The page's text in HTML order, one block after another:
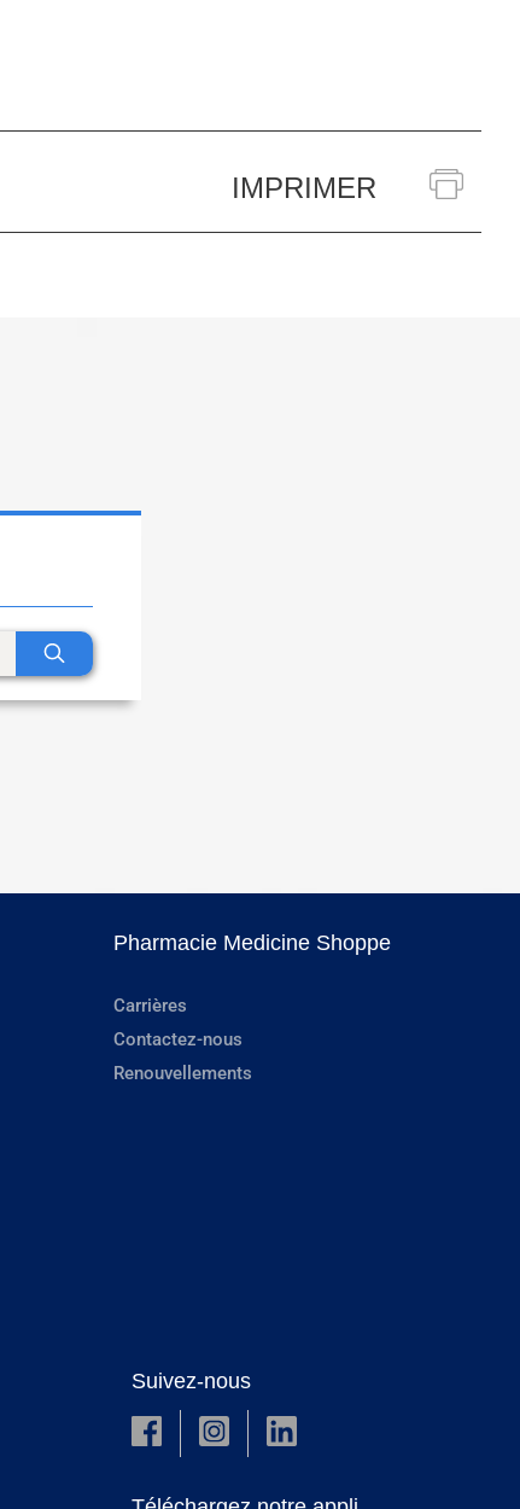
IMPRIMER
Pharmacie Medicine Shoppe
Carrières
Contactez-nous
Renouvellements
Suivez-nous